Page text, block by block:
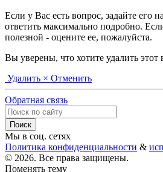
Если у Вас есть вопрос, задайте его
ответить максимально подробно.
полезной - оцените ее, пожалуйста.
Вы уверены, что хотите удалить
Удалить × Отменить
Обратная связь
Мы в соц. сетях
Политика конфиденциальности &
© 2026. Все права защищены.
Поменять тему